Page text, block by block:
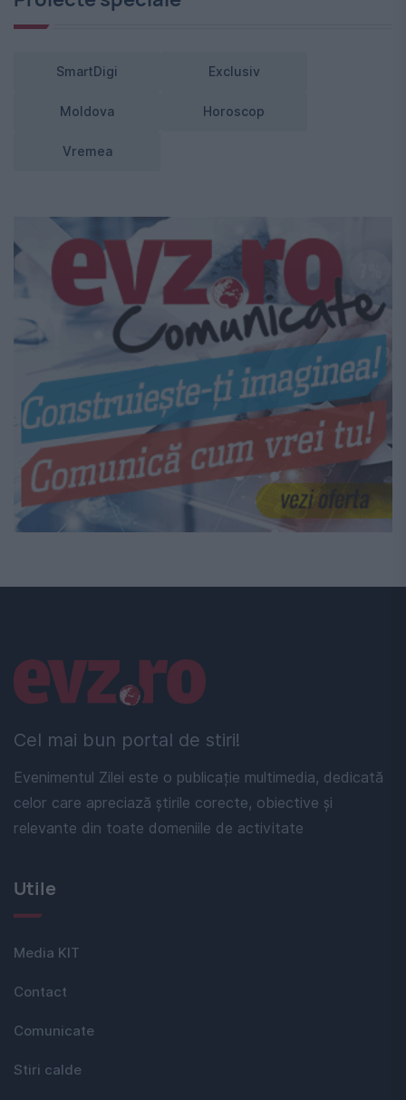
SmartDigi Exclusiv
Moldova Horoscop
Vremea
Cel mai bun portal de stiri!
Evenimentul Zilei este o publicație multimedia, dedicată
celor care apreciază știrile corecte, obiective și
relevante din toate domeniile de activitate
Linkuri utile
Utile
Media KIT
Contact
Comunicate
Stiri calde